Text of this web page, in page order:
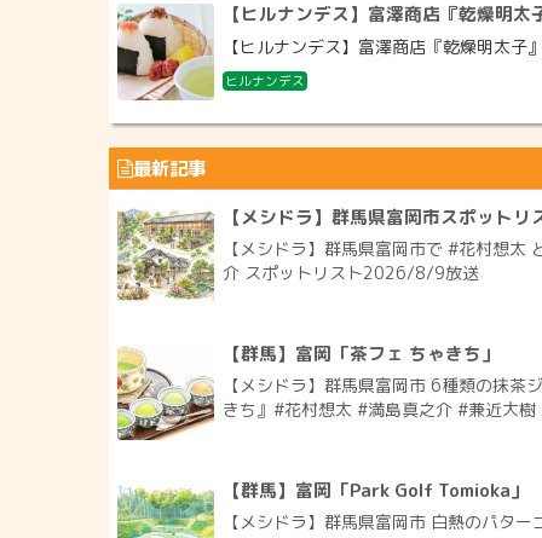
【ヒルナンデス】富澤商店『乾燥明太
【ヒルナンデス】富澤商店『乾燥明太
ヒルナンデス
最新記事
【メシドラ】群馬県富岡市スポットリ
【メシドラ】群馬県富岡市で #花村想太
介 スポットリスト2026/8/9放送
【群馬】富岡「茶フェ ちゃきち」
【メシドラ】群馬県富岡市 6種類の抹茶
きち』#花村想太 #満島真之介 #兼近大
【群馬】富岡「Park Golf Tomioka」
【メシドラ】群馬県富岡市 白熱のパタ